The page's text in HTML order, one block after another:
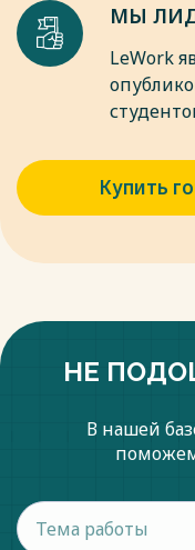
МЫ
LeWork
Купить
НЕ
В нашей